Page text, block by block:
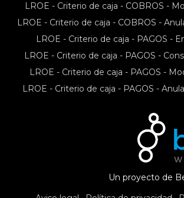
LROE - Criterio de caja - COBROS -
LROE - Criterio de caja - COBROS -
LROE - Criterio de caja - PAGOS -
LROE - Criterio de caja - PAGOS -
LROE - Criterio de caja - PAGOS -
LROE - Criterio de caja - PAGOS -
Un proyecto de